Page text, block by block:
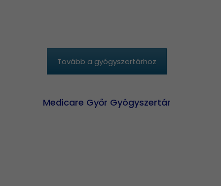
Tovább a gyógyszertárhoz
Medicare Győr Gyógyszertár